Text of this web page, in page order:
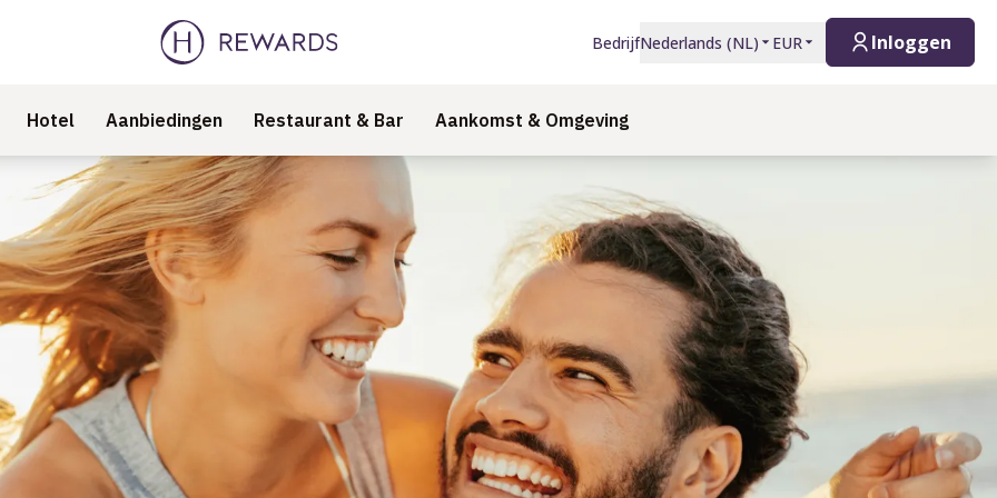
BedrijfNederlands (NL) EUR Inloggen
Hotel Aanbiedingen Restaurant & Bar Aankomst & Omgeving